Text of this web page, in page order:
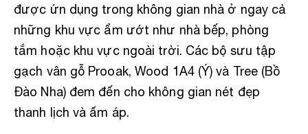
được ứn dụng trong không gian nhà ở ngay cả
những khu vực ẩm ướt như nhà bếp, phòng
tắm hoặc khu vực ngoài trời. Các bộ sưu tập
gạch vân gỗ Prooak, Wood 1A4 (Ý) và Tree (Bồ
Đào Nha) đem đến cho không gian nét đẹp
thanh lịch và ấm áp.